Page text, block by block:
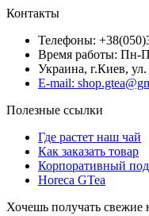
Контакты
Телефоны:
Время работы: Пн-
Украина, г.Киев,
E-mail:
Полезные ссылки
Где растет наш чай
Как заказать товар
Корпоративный
Horeca GTea
Хочешь получать свежие